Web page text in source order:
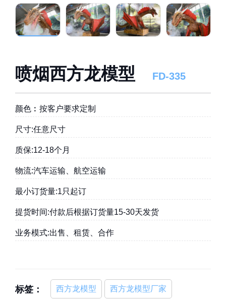
喷烟西方龙模型 FD-335
颜色︰按客户要求定制
尺寸:任意尺寸
质保:12-18个月
物流:汽车运输、航空运输
最小订货量:1只起订
提货时间:付款后根据订货量15-30天发货
业务模式:出售、租赁、合作
标签： 西方龙模型 西方龙模型厂家